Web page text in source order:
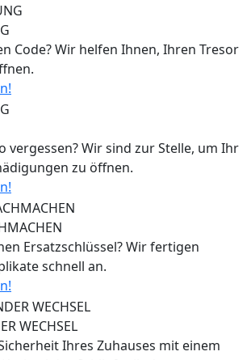
Code? Wir helfen Ihnen, Ihren Tresor
vergessen? Wir sind zur Stelle, um Ihr
zu öffnen.
Ersatzschlüssel? Wir fertigen
schnell an.
WECHSEL
Ihres Zuhauses mit einem